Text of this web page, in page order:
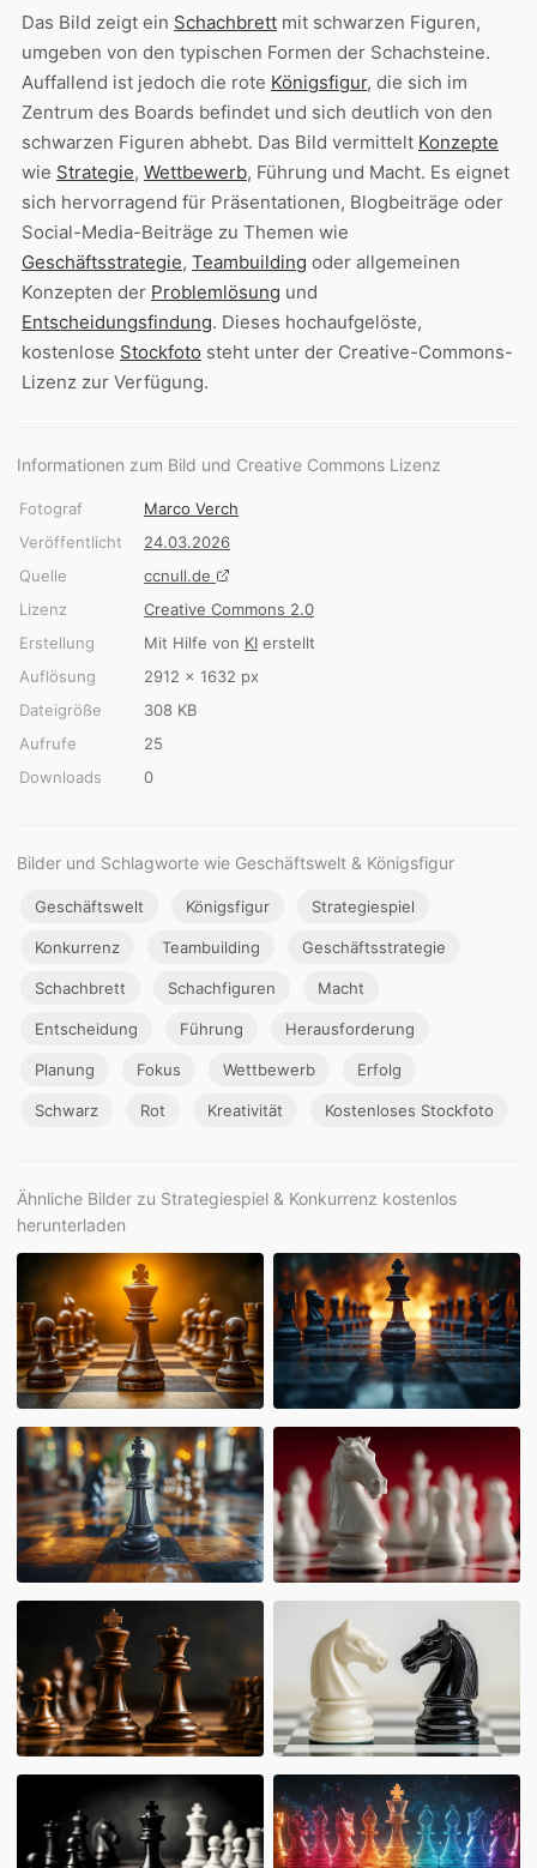
Das Bild zeigt ein Schachbrett mit schwarzen Figuren,
umgeben von den typischen Formen der Schachsteine.
Auffallend ist jedoch die rote Königsfigur, die sich im
Zentrum des Boards befindet und sich deutlich von den
schwarzen Figuren abhebt. Das Bild vermittelt Konzepte
wie Strategie, Wettbewerb, Führung und Macht. Es eignet
sich hervorragend für Präsentationen, Blogbeiträge oder
Social-Media-Beiträge zu Themen wie
Geschäftsstrategie, Teambuilding oder allgemeinen
Konzepten der Problemlösung und
Entscheidungsfindung. Dieses hochaufgelöste,
kostenlose Stockfoto steht unter der Creative-Commons-
Lizenz zur Verfügung.
Informationen zum Bild und Creative Commons Lizenz
Fotograf
Marco Verch
Veröffentlicht
24.03.2026
Quelle
ccnull.de
Lizenz
Creative Commons 2.0
Erstellung
Mit Hilfe von KI erstellt
Auflösung
2912 × 1632 px
Dateigröße
308 KB
Aufrufe
25
Downloads
0
Bilder und Schlagworte wie Geschäftswelt & Königsfigur
Geschäftswelt Königsfigur Strategiespiel
Konkurrenz Teambuilding Geschäftsstrategie
Schachbrett Schachfiguren Macht
Entscheidung Führung Herausforderung
Planung Fokus Wettbewerb Erfolg
Schwarz Rot Kreativität Kostenloses Stockfoto
Ähnliche Bilder zu Strategiespiel & Konkurrenz kostenlos
herunterladen